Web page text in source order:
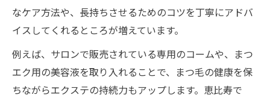
なケア方法や、長持ちさせるためのコツを丁寧にアドバ
イスしてくれるところが増えています。
例えば、サロンで販売されている専用のコームや、まつ
エク用の美容液を取り入れることで、まつ毛の健康を保
ちながらエクステの持続力もアップします。恵比寿で